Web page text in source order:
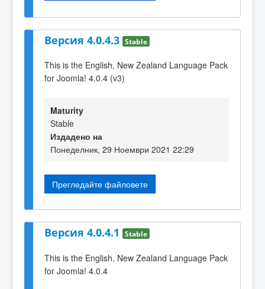
Версия 4.0.4.3 Stable
This is the English, New Zealand Language Pack
for Joomla! 4.0.4 (v3)
Maturity
Stable
Издадено на
Понеделник, 29 Ноември 2021 22:29
Прегледайте файловете
Версия 4.0.4.1 Stable
This is the English, New Zealand Language Pack
for Joomla! 4.0.4